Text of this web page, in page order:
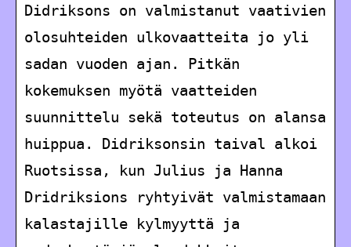
Didriksons on valmistanut vaativien
olosuhteiden ulkovaatteita jo yli
sadan vuoden ajan. Pitkän
kokemuksen myötä vaatteiden
suunnittelu sekä toteutus on alansa
huippua. Didriksonsin taival alkoi
Ruotsissa, kun Julius ja Hanna
Dridriksions ryhtyivät valmistamaan
kalastajille kylmyyttä ja